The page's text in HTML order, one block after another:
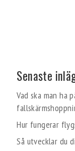
Senaste
Vad ska man ha
Hur fungerar
Så utvecklar du